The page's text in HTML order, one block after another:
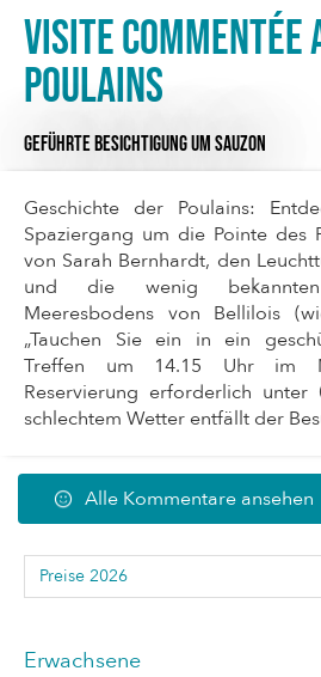
Visite commentée
Poulains
GEFÜHRTE BESICHTIGUNGUM SAUZON
Geschichte der Poulains:
Spaziergang um die Pointe des
von Sarah Bernhardt, den
und die wenig
Meeresbodens von Bellilois
„Tauchen Sie ein in ein
Treffen um 14.15 Uhr im
Reservierung erforderlich
schlechtem Wetter entfällt der
Alle Kommentare ansehen
Erwachsene